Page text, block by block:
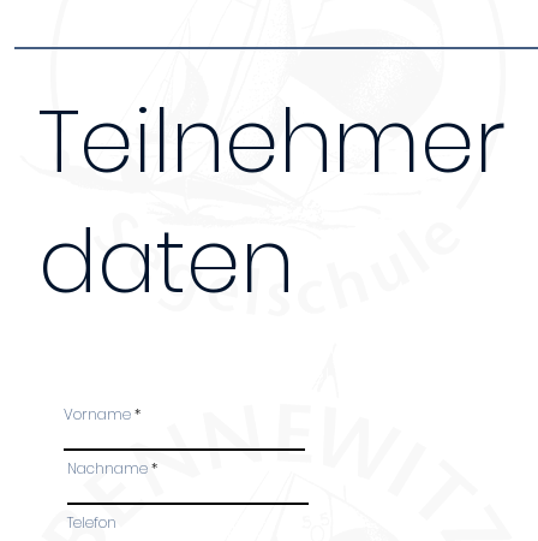
Teilnehmer
daten
Vorname
Nachname
Telefon